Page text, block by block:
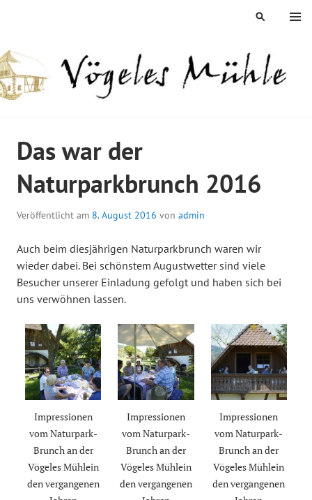
MENÜ
SUCHEN
Das war der
Naturparkbrunch 2016
Veröffentlicht am 8. August 2016 von admin
Auch beim diesjährigen Naturparkbrunch waren wir
wieder dabei. Bei schönstem Augustwetter sind viele
Besucher unserer Einladung gefolgt und haben sich bei
uns verwöhnen lassen.
Impressionen
vom Naturpark-
Brunch an der
Vögeles Mühlein
den vergangenen
Impressionen
vom Naturpark-
Brunch an der
Vögeles Mühlein
den vergangenen
Impressionen
vom Naturpark-
Brunch an der
Vögeles Mühlein
den vergangenen